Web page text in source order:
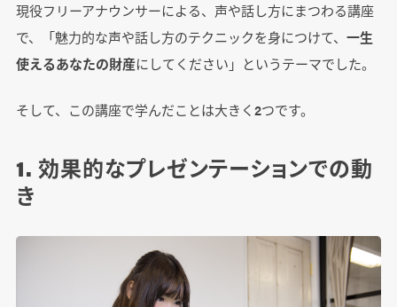
現役フリーアナウンサーによる、声や話し方にまつわる講座
で、「魅力的な声や話し方のテクニックを身につけて、 一生
使えるあなたの財産にしてください」というテーマでした。
そして、この講座で学んだことは大きく2つです。
1. 効果的なプレゼンテーションでの動
き